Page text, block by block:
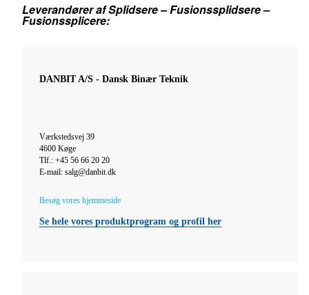
Leverandører af Splidsere – Fusionssplidsere –
Fusionssplicere:
DANBIT A/S - Dansk Binær Teknik
Værkstedsvej 39
4600 Køge
Tlf.: +45 56 66 20 20
E-mail: salg@danbit.dk
Besøg vores hjemmeside
Se hele vores produktprogram og profil her